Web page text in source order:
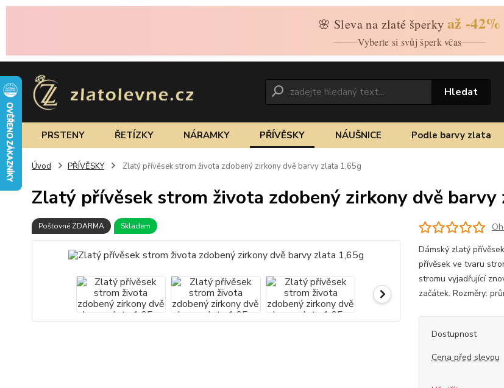
🌸 Sleva na zlaté šperky až -42%
Vyberte si svůj šperk včas
Hledat
PRSTENY ŘETÍZKY NÁRAMKY PŘÍVĚSKY NÁUŠNICE Podle barvy zlata
Úvod PŘÍVĚSKY Zlatý přívěsek strom života zdobený zirkony dvě barvy zlata 1,65g
Zlatý přívěsek strom života zdobený zirkony dvě barvy
Poštovné ZDARMA Skladem
Dámský zlatý
přívěsek ve tvaru
stromu vyjadřující
začátek. Rozměry:
Dostupnost
Cena před slevou